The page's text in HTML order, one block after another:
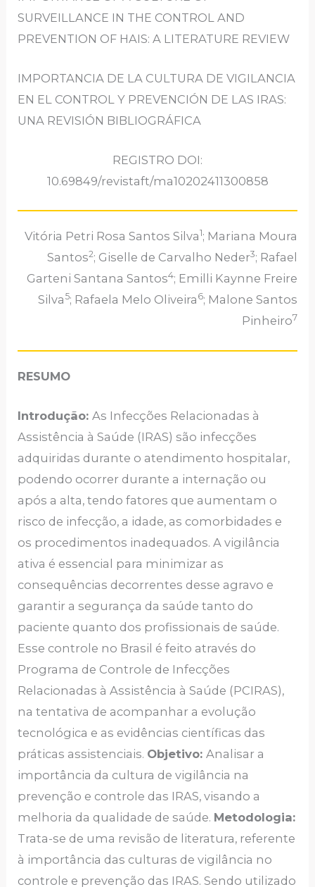
SURVEILLANCE IN THE CONTROL AND
PREVENTION OF HAIS: A LITERATURE REVIEW
IMPORTANCIA DE LA CULTURA DE VIGILANCIA
EN EL CONTROL Y PREVENCIÓN DE LAS IRAS:
UNA REVISIÓN BIBLIOGRÁFICA
REGISTRO DOI:
10.69849/revistaft/ma10202411300858
Vitória Petri Rosa Santos Silva1; Mariana Moura
Santos2; Giselle de Carvalho Neder3; Rafael
Garteni Santana Santos4; Emilli Kaynne Freire
Silva 5; Rafaela Melo Oliveira 6; Malone Santos
Pinheiro7
RESUMO
Introdução:As Infecções Relacionadas à
Assistência à Saúde (IRAS) são infecções
adquiridas durante o atendimento hospitalar,
podendo ocorrer durante a internação ou
após a alta, tendo fatores que aumentam o
risco de infecção, a idade, as comorbidades e
os procedimentos inadequados. A vigilância
ativa é essencial para minimizar as
consequências decorrentes desse agravo e
garantir a segurança da saúde tanto do
paciente quanto dos profissionais de saúde.
Esse controle no Brasil é feito através do
Programa de Controle de Infecções
Relacionadas à Assistência à Saúde (PCIRAS),
na tentativa de acompanhar a evolução
tecnológica e as evidências científicas das
práticas assistenciais. Objetivo:Analisar a
importância da cultura de vigilância na
prevenção e controle das IRAS, visando a
melhoria da qualidade de saúde. Metodologia:
Trata-se de uma revisão de literatura, referente
à importância das culturas de vigilância no
controle e prevenção das IRAS. Sendo utilizado